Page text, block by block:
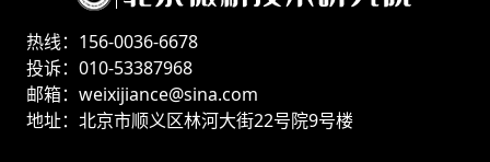
热线：156-0036-6678
投诉：010-53387968
邮箱：weixijiance@sina.com
地址：北京市顺义区林河大街22号院9号楼